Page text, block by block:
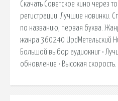
Скачать Советское кино через
регистрации. Лучшие новинки.
по названию, первая буква.
жанра 360240 UpdМетельский
Большой выбор аудиокниг •
обновление • Высокая скорость.